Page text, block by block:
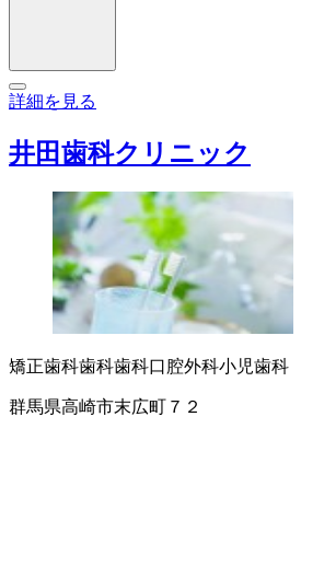
詳細を見る
井田歯科クリニック
矯正歯科歯科歯科口腔外科小児歯科
群馬県高崎市末広町７２